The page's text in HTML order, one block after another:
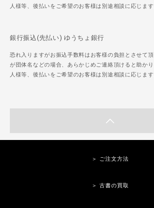
人様等、後払いをご希望のお客様は別途相談に応じます
銀行振込(先払い) ゆうちょ銀行
恐れ入りますがお振込手数料はお客様の負担とさせて
が団体名などの場合、あらかじめご連絡頂けると助か
人様等、後払いをご希望のお客様は別途相談に応じます
＞ ご注文方法
＞ 古書の買取